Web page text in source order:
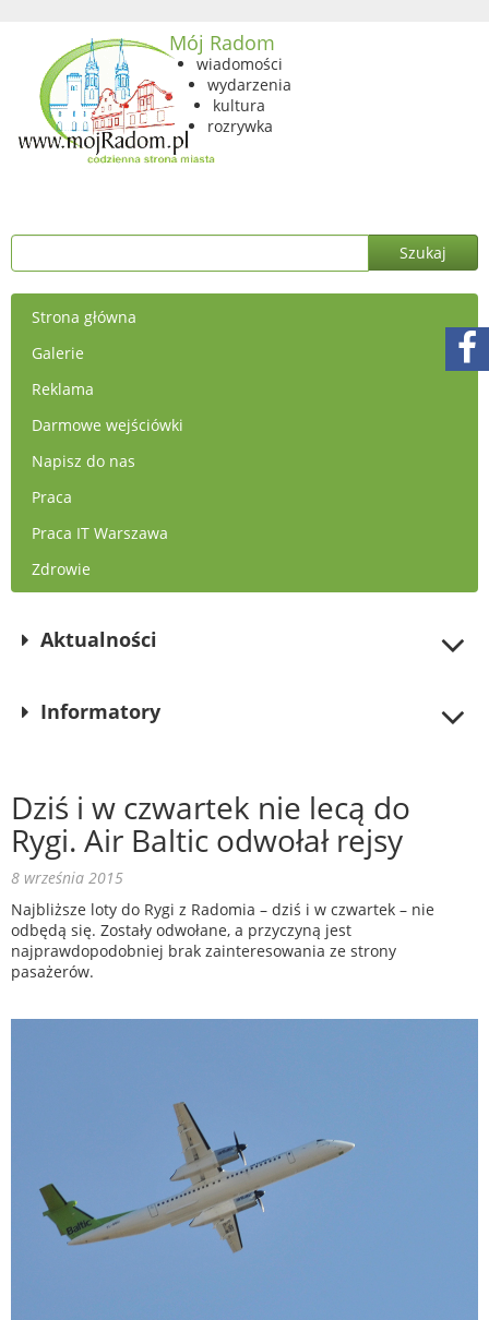
Mój Radom
wiadomości
wydarzenia
kultura
rozrywka
Strona główna
Galerie
Reklama
Darmowe wejściówki
Napisz do nas
Praca
Praca IT Warszawa
Zdrowie
Aktualności
Informatory
Dziś i w czwartek nie lecą do
Rygi. Air Baltic odwołał rejsy
8 września 2015
Najbliższe loty do Rygi z Radomia – dziś i w czwartek – nie
odbędą się. Zostały odwołane, a przyczyną jest
najprawdopodobniej brak zainteresowania ze strony
pasażerów.